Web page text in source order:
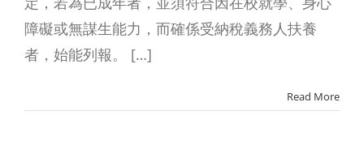
障礙或無謀生能力，而確係受納稅義務人扶養
者，始能列報。 […]
Read More